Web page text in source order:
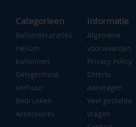
Categorieen
Ballondecoraties
Helium
ballonnen
Gelegenheid
Verhuur
Bedrukken
Accessoires
Informatie
Algemene
voorwaarden
Privacy Policy
Offerte
aanvragen
Veel gestelde
vragen